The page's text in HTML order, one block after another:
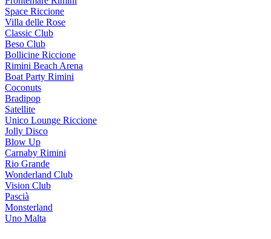
Space Riccione
Villa delle Rose
Classic Club
Beso Club
Bollicine Riccione
Rimini Beach Arena
Boat Party Rimini
Coconuts
Bradipop
Satellite
Unico Lounge Riccione
Jolly Disco
Blow Up
Carnaby Rimini
Rio Grande
Wonderland Club
Vision Club
Pascià
Monsterland
Uno Malta